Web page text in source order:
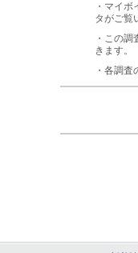
・マイ
タがご覧
・この
きます。
・各調査